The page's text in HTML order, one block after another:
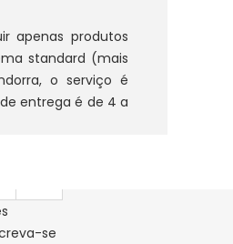
apenas produtos
standard (mais
o serviço é
entrega é de 4 a
se